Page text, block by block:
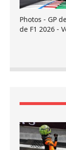
Photos - GP
de F1 2026 -